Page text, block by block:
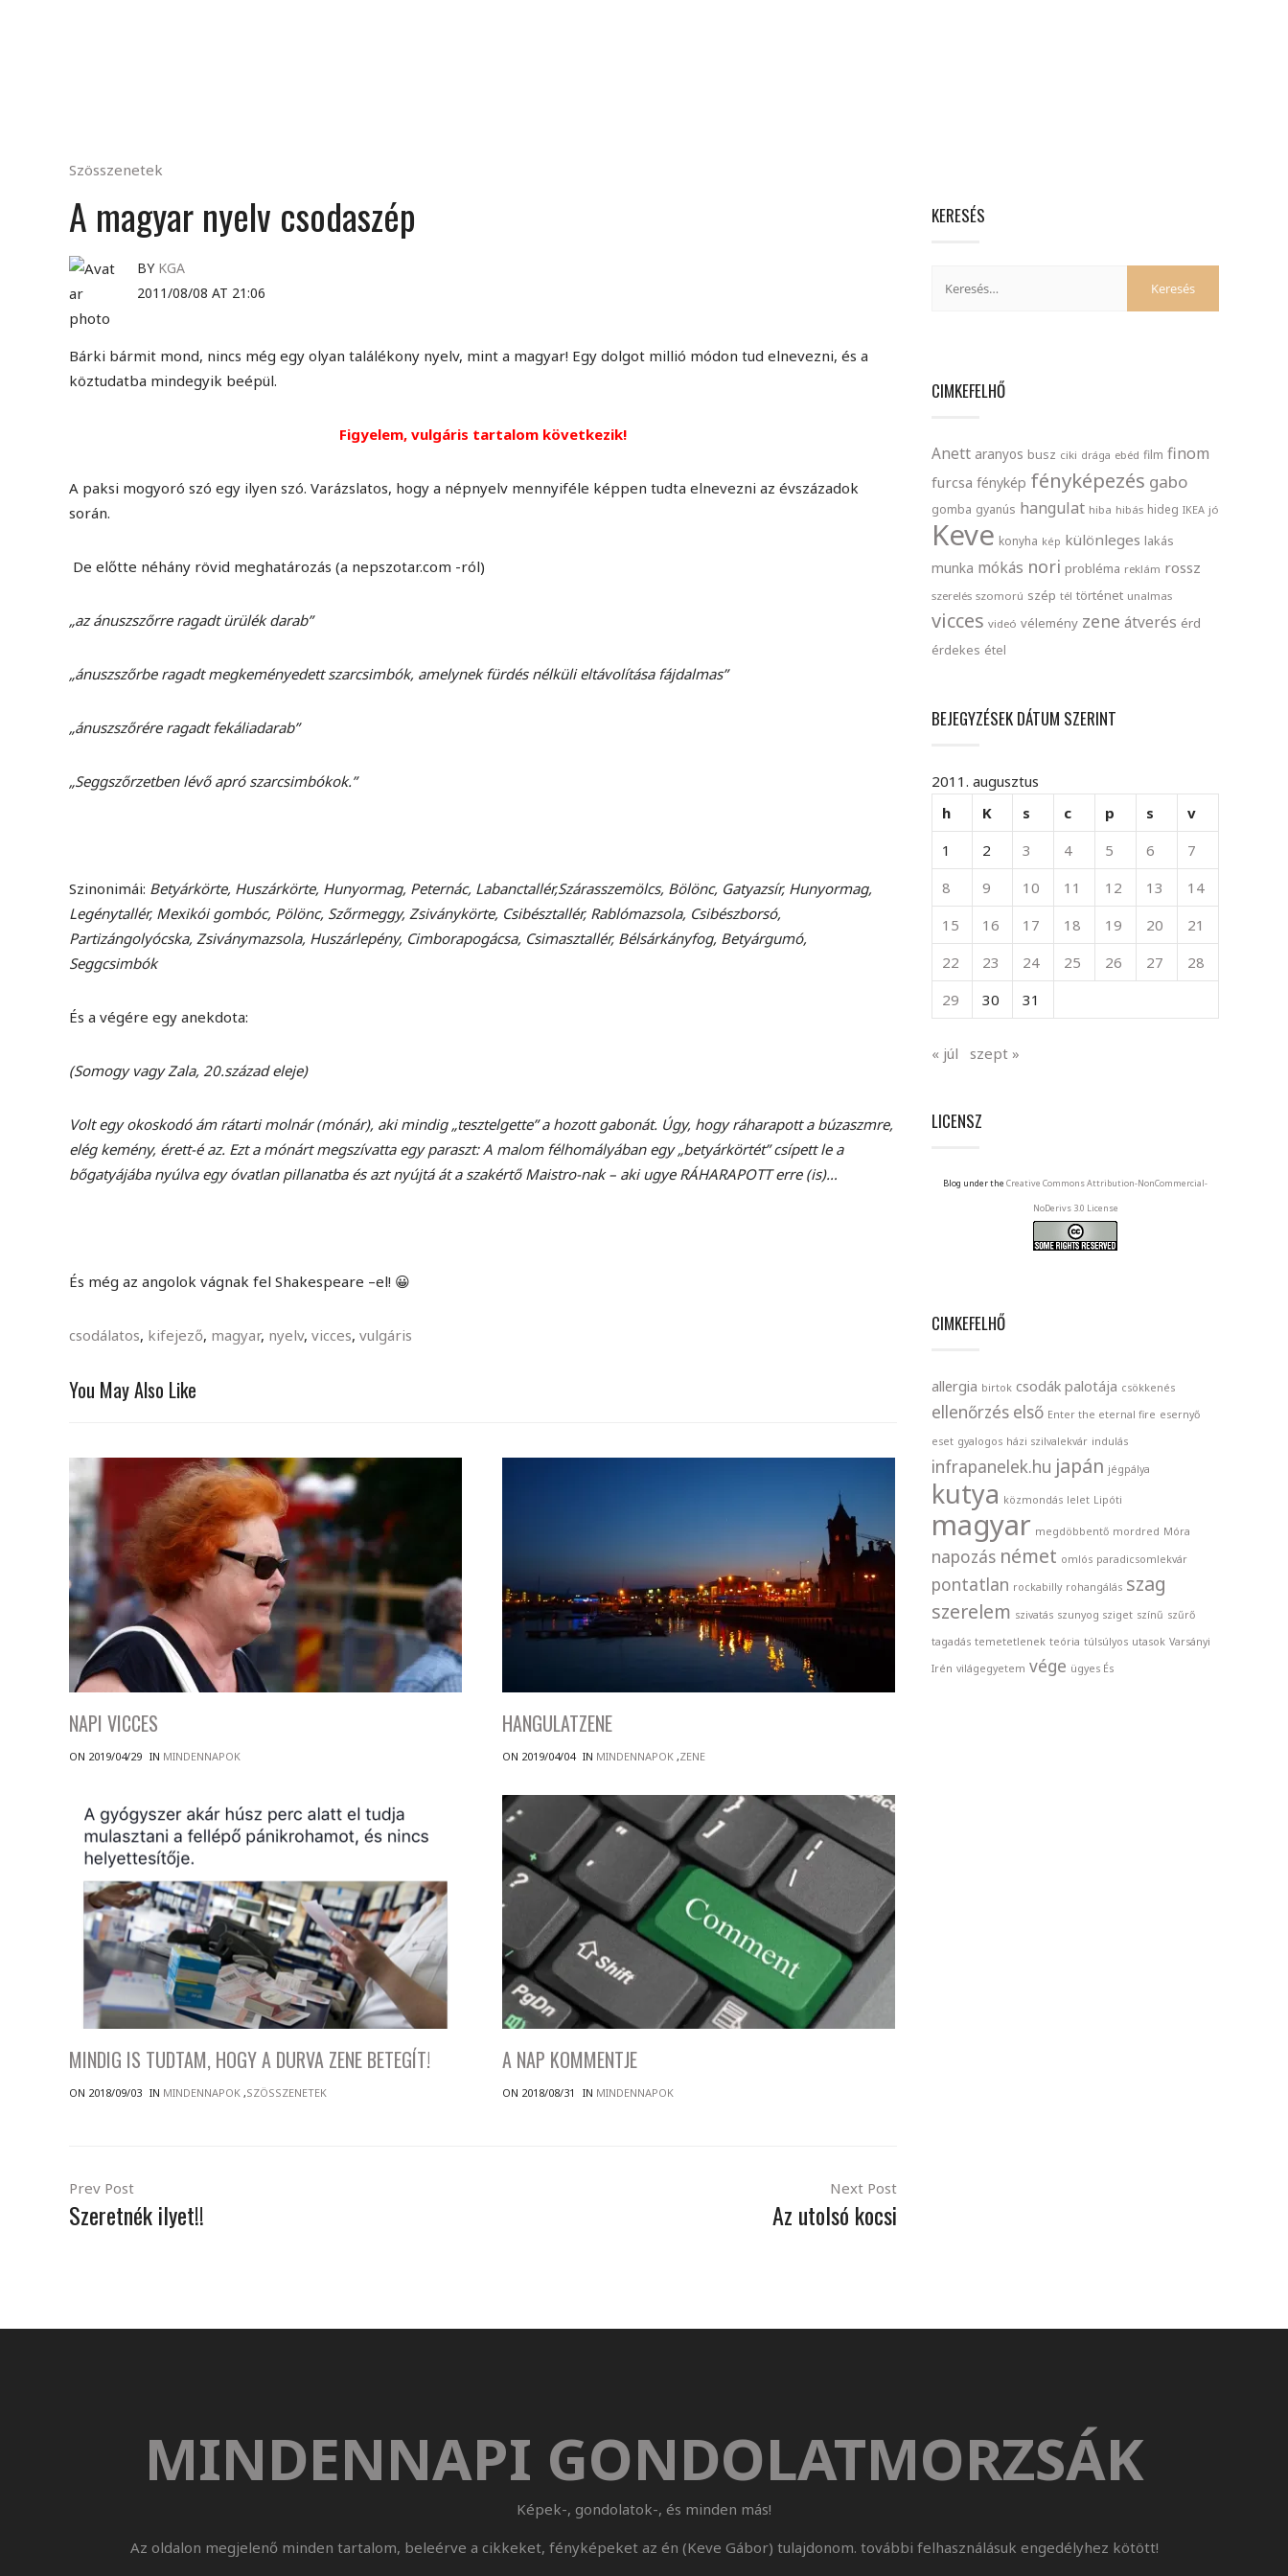
Szösszenetek
A magyar nyelv csodaszép
BY KGA
2011/08/08 AT 21:06
Bárki bármit mond, nincs még egy olyan találékony nyelv, mint a magyar! Egy dolgot millió módon tud elnevezni, és a
köztudatba mindegyik beépül.
Figyelem, vulgáris tartalom következik!
A paksi mogyoró szó egy ilyen szó. Varázslatos, hogy a népnyelv mennyiféle képpen tudta elnevezni az évszázadok
során.
De előtte néhány rövid meghatározás (a nepszotar.com -ról)
„az ánuszszőrre ragadt ürülék darab”
„ánuszszőrbe ragadt megkeményedett szarcsimbók, amelynek fürdés nélküli eltávolítása fájdalmas”
„ánuszszőrére ragadt fekáliadarab”
„Seggszőrzetben lévő apró szarcsimbókok.”
Szinonimái: Betyárkörte, Huszárkörte, Hunyormag, Peternác, Labanctallér,Szárasszemölcs, Bölönc, Gatyazsír, Hunyormag,
Legénytallér, Mexikói gombóc, Pölönc, Szőrmeggy, Zsiványkörte, Csibésztallér, Rablómazsola, Csibészborsó,
Partizángolyócska, Zsiványmazsola, Huszárlepény, Cimborapogácsa, Csimasztallér, Bélsárkányfog, Betyárgumó,
Seggcsimbók
És a végére egy anekdota:
(Somogy vagy Zala, 20.század eleje)
Volt egy okoskodó ám rátarti molnár (mónár), aki mindig „tesztelgette” a hozott gabonát. Úgy, hogy ráharapott a búzaszmre,
elég kemény, érett-é az. Ezt a mónárt megszívatta egy paraszt: A malom félhomályában egy „betyárkörtét” csípett le a
bőgatyájába nyúlva egy óvatlan pillanatba és azt nyújtá át a szakértő Maistro-nak – aki ugye RÁHARAPOTT erre (is)…
És még az angolok vágnak fel Shakespeare –el! 😀
csodálatos, kifejező, magyar, nyelv, vicces, vulgáris
You May Also Like
NAPI VICCES
ON 2019/04/29 IN MINDENNAPOK
HANGULATZENE
ON 2019/04/04 IN MINDENNAPOK ,ZENE
MINDIG IS TUDTAM, HOGY A DURVA ZENE BETEGÍT!
ON 2018/09/03 IN MINDENNAPOK ,SZÖSSZENETEK
A NAP KOMMENTJE
ON 2018/08/31 IN MINDENNAPOK
Prev Post
Szeretnék ilyet!!
Next Post
Az utolsó kocsi
KERESÉS
CIMKEFELHŐ
Anett aranyos busz ciki drága ebéd film finom
furcsa fénykép fényképezés gabo
gomba gyanús hangulat hiba hibás hideg IKEA jó
Keve konyha kép különleges lakás
munka mókás nori probléma reklám rossz
szerelés szomorú szép tél történet unalmas
vicces videó vélemény zene átverés érd
érdekes étel
BEJEGYZÉSEK DÁTUM SZERINT
2011. augusztus
h
K s c p s
v
1
2 3 4 5 6
7
8
9 10 11 12 13
14
15
16 17 18 19 20
21
22
23 24 25 26 27
28
29
30 31
« júl szept »
LICENSZ
Blog under the Creative Commons Attribution-NonCommercial-
NoDerivs 3.0 License
CIMKEFELHŐ
allergia birtok csodák palotája csökkenés
ellenőrzés első Enter the eternal fire esernyő
eset gyalogos házi szilvalekvár indulás
infrapanelek.hu japán jégpálya
kutya közmondás lelet Lipóti
magyar megdöbbentő mordred Móra
napozás német omlós paradicsomlekvár
pontatlan rockabilly rohangálás szag
szerelem szivatás szunyog sziget színű szűrő
tagadás temetetlenek teória túlsúlyos utasok Varsányi
Irén világegyetem vége ügyes És
MINDENNAPI GONDOLATMORZSÁK
Képek-, gondolatok-, és minden más!
Az oldalon megjelenő minden tartalom, beleérve a cikkeket, fényképeket az én (Keve Gábor) tulajdonom. további felhasználásuk engedélyhez kötött!